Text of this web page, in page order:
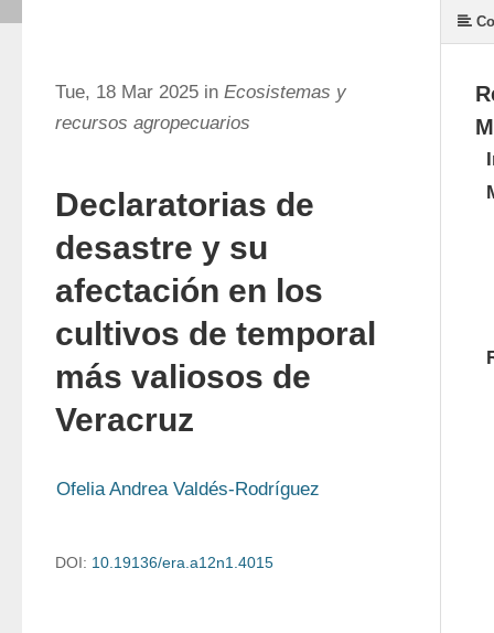
Tue, 18 Mar 2025 in Ecosistemas y
recursos agropecuarios
Declaratorias de
desastre y su
afectación en los
cultivos de temporal
más valiosos de
Veracruz
Ofelia Andrea Valdés-Rodríguez
DOI: 10.19136/era.a12n1.4015